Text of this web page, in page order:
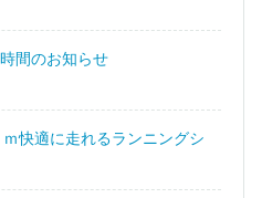
間のお知らせ
ｍ快適に走れるランニングシ